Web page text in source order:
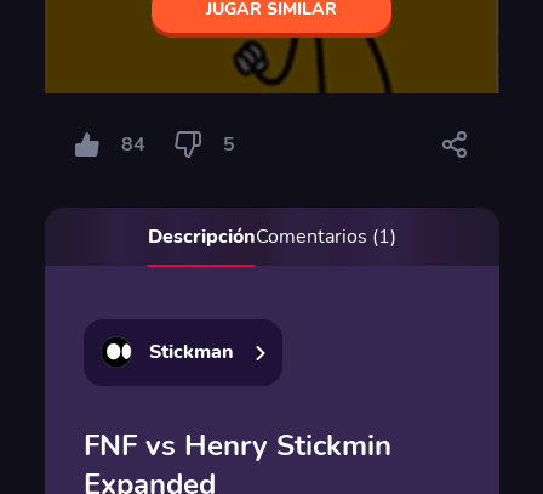
JUGAR SIMILAR
84 5
DescripciónComentarios (1)
Stickman
FNF vs Henry Stickmin
Expanded